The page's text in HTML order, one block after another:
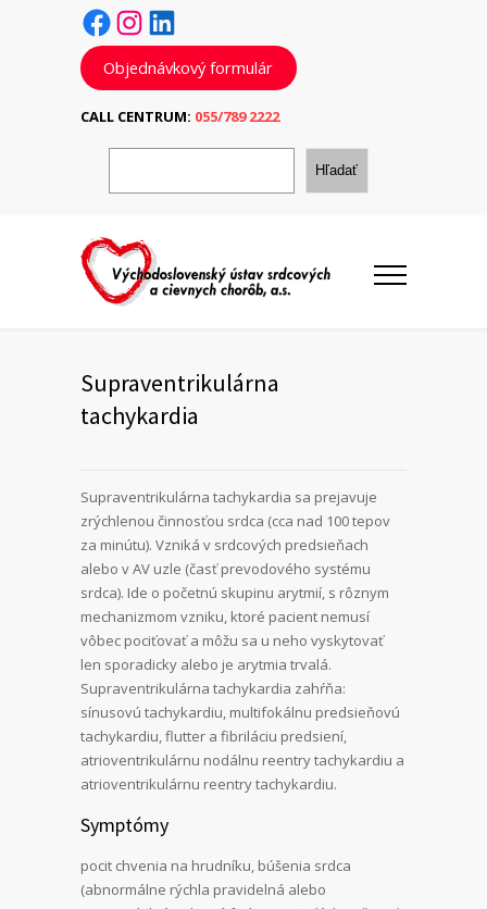
Facebook Instagram LinkedIn
Objednávkový formulár
CALL CENTRUM: 055/789 2222
H
d
Hľadať
Supraventrikulárna
tachykardia
Supraventrikulárna tachykardia sa prejavuje
zrýchlenou činnosťou srdca (cca nad 100 tepov
za minútu). Vzniká v srdcových predsieňach
alebo v AV uzle (časť prevodového systému
srdca). Ide o početnú skupinu arytmií, s rôznym
mechanizmom vzniku, ktoré pacient nemusí
vôbec pociťovať a môžu sa u neho vyskytovať
len sporadicky alebo je arytmia trvalá.
Supraventrikulárna tachykardia zahŕňa:
sínusovú tachykardiu, multifokálnu predsieňovú
tachykardiu, flutter a fibriláciu predsiení,
atrioventrikulárnu nodálnu reentry tachykardiu a
atrioventrikulárnu reentry tachykardiu.
Symptómy
pocit chvenia na hrudníku, búšenia srdca
(abnormálne rýchla pravidelná alebo